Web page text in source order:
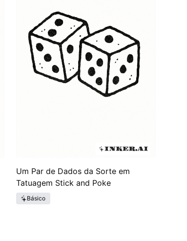
Um Par de Dados da Sorte em
Tatuagem Stick and Poke
Básico